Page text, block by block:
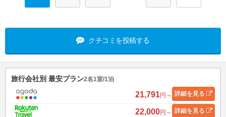
クチコミを投稿する
旅行会社別 最安プラン2名1室/1泊
21,791円～ 詳細を見る
22,000円～ 詳細を見る